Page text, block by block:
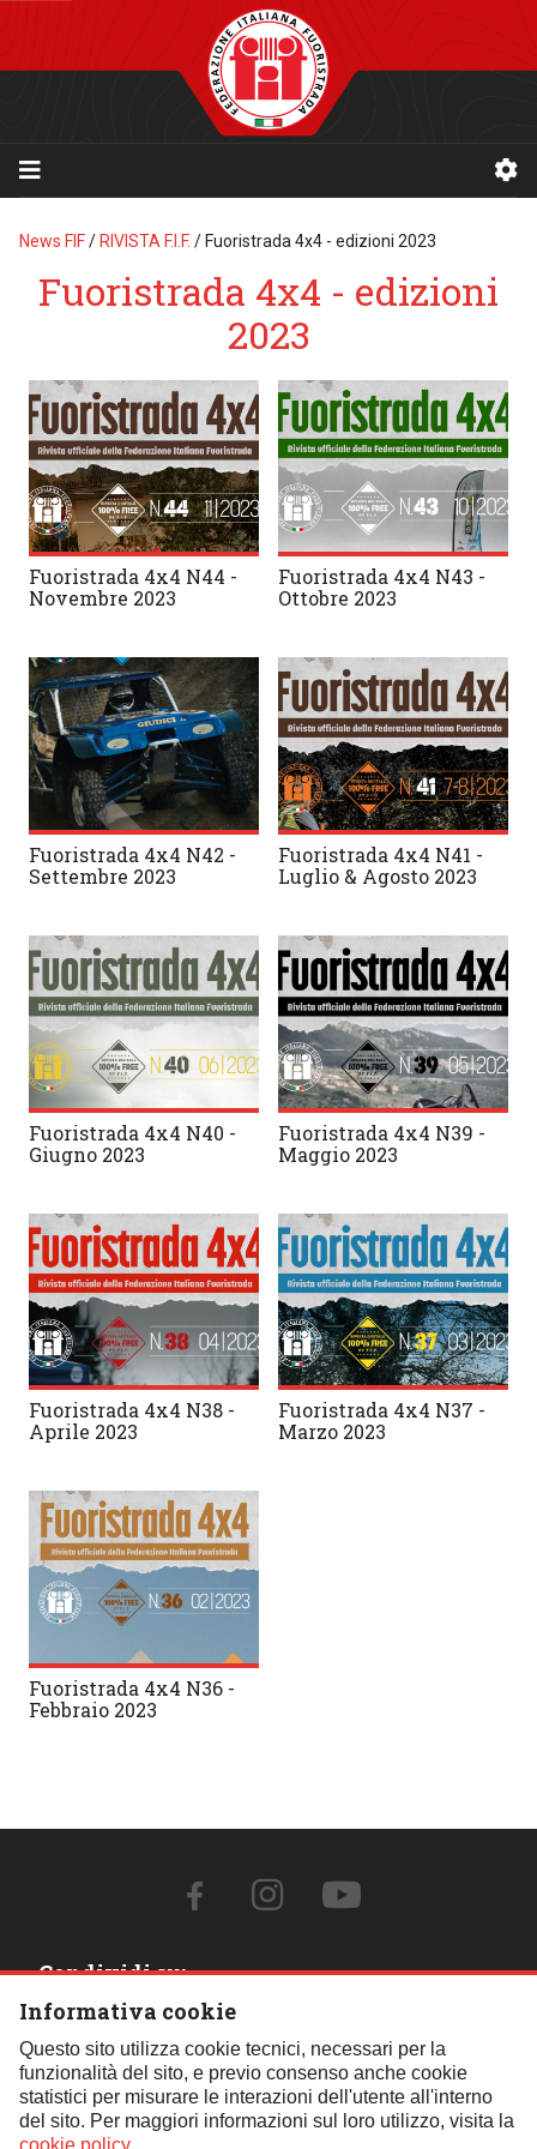
News FIF/RIVISTA F.I.F. /Fuoristrada 4x4 - edizioni 2023
Fuoristrada 4x4 - edizioni
2023
Fuoristrada 4x4 N44 -
Novembre 2023
Fuoristrada 4x4 N43 -
Ottobre 2023
Fuoristrada 4x4 N42 -
Settembre 2023
Fuoristrada 4x4 N41 -
Luglio & Agosto 2023
Fuoristrada 4x4 N40 -
Giugno 2023
Fuoristrada 4x4 N39 -
Maggio 2023
Fuoristrada 4x4 N38 -
Aprile 2023
Fuoristrada 4x4 N37 -
Marzo 2023
Fuoristrada 4x4 N36 -
Febbraio 2023
Condividi su:
Contattaci:
Tel.:059 451621- Cell.:+39 348 850 0110- Email:
segreteria@fif4x4.it
Clicca qui per tutti i contatti
Informativa cookie
Questo sito utilizza cookie tecnici, necessari per la
funzionalità del sito, e previo consenso anche cookie
statistici per misurare le interazioni dell'utente all'interno
del sito. Per maggiori informazioni sul loro utilizzo, visita la
cookie policy.